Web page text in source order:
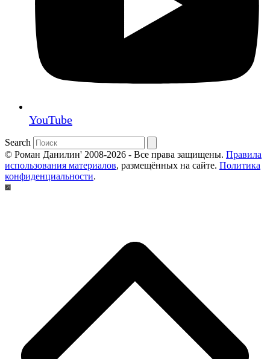
YouTube
Search
© Роман Данилин' 2008-2026 - Все права защищены. Правила
использования материалов, размещённых на сайте. Политика
конфиденциальности.